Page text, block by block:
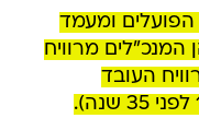
הפועלים ומעמד
המנכ"לים מרוויח
העובד